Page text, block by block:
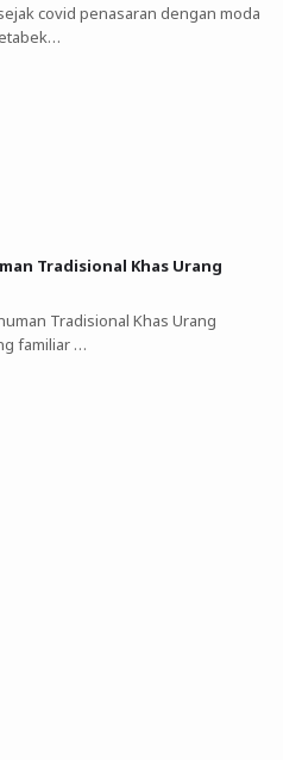
covid penasaran dengan moda
Tradisional Khas Urang
Tradisional Khas Urang
familiar …